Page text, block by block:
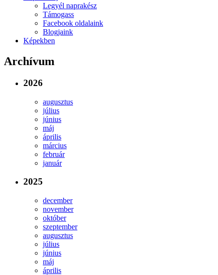
Legyél naprakész
Támogass
Facebook oldalaink
Blogjaink
Képekben
Archívum
2026
augusztus
július
június
máj
április
március
február
január
2025
december
november
október
szeptember
augusztus
július
június
máj
április